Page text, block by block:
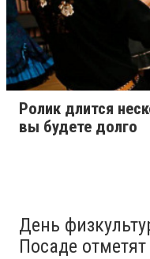
Ролик длится
вы будете долго
День
Посаде